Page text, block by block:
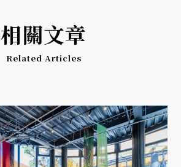
相關文章
Related Articles